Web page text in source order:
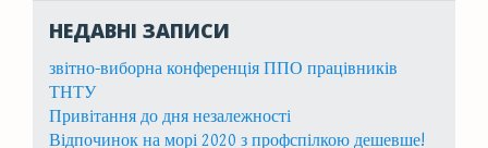
НЕДАВНІ ЗАПИСИ
звітно-виборна конференція ППО працівників
ТНТУ
Привітання до дня незалежності
Відпочинок на морі 2020 з профспілкою дешевше!